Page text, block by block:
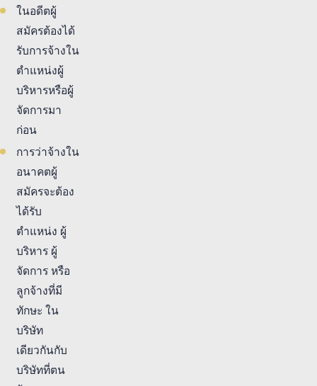
ในอดีตผู้
สมัครต้องได้
รับการจ้างใน
ตำแหน่งผู้
บริหารหรือผู้
จัดการมา
ก่อน
การว่าจ้างใน
อนาคตผู้
สมัครจะต้อง
ได้รับ
ตำแหน่ง ผู้
บริหาร ผู้
จัดการ หรือ
ลูกจ้างที่มี
ทักษะ ใน
บริษัท
เดียวกันกับ
บริษัทที่ตน